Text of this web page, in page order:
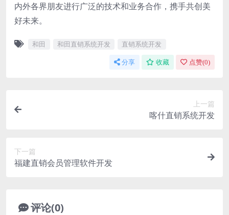
内外各界朋友进行广泛的技术和业务合作，携手共创美
好未来。
和田 和田直销系统开发 直销系统开发
分享 收藏 点赞(0)
上一篇
喀什直销系统开发
下一篇
福建直销会员管理软件开发
评论(0)